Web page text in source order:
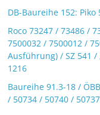
DB-Baureihe 152:
Roco 73247 / 73486 /
7500032 / 7500012 /
Ausführung) / SZ 541 /
1216
Baureihe 91.3-18 /
/ 50734 / 50740 /